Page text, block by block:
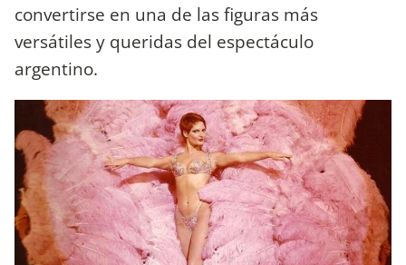
convertirse en una de las figuras más
versátiles y queridas del espectáculo
argentino.